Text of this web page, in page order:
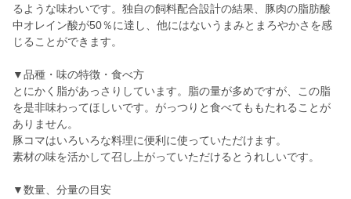
るような味わいです。独自の飼料配合設計の結果、豚肉の脂肪酸
中オレイン酸が50％に達し、他にはないうまみとまろやかさを感
じることができます。
▼品種・味の特徴・食べ方
とにかく脂があっさりしています。脂の量が多めですが、この脂
を是非味わってほしいです。がっつりと食べてももたれることが
ありません。
豚コマはいろいろな料理に便利に使っていただけます。
素材の味を活かして召し上がっていただけるとうれしいです。
▼数量、分量の目安